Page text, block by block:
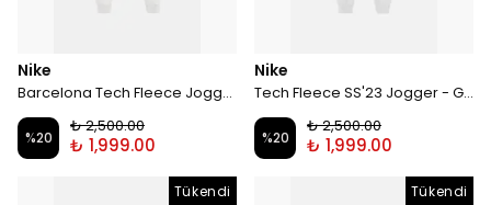
Nike
Barcelona Tech Fleece Jogger - Grey
%20
₺ 2,500.00
₺ 1,999.00
Nike
Tech Fleece SS'23 Jogger - Grey
%20
₺ 2,500.00
₺ 1,999.00
Tükendi Tükendi